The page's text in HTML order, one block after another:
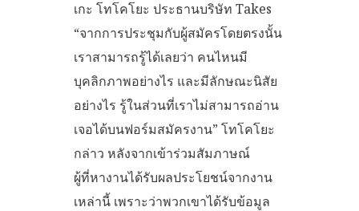
เกะ โทโคโยะ ประธานบริษัท Takes
“จากการประชุมกับผู้สมัครโดยตรงนั้น
เราสามารถรู้ได้เลยว่า คนไหนมี
บุคลิกภาพอย่างไร และมีลักษณะนิสัย
อย่างไร รู้ในส่วนที่เราไม่สามารถอ่าน
เจอได้บนฟอร์มสมัครงาน” โทโคโยะ
กล่าว หลังจากเข้าร่วมสัมภาษณ์
ผู้ที่หางานได้รับผลประโยชน์จากงาน
เหล่านี้ เพราะว่าพวกเขาได้รับข้อมูล